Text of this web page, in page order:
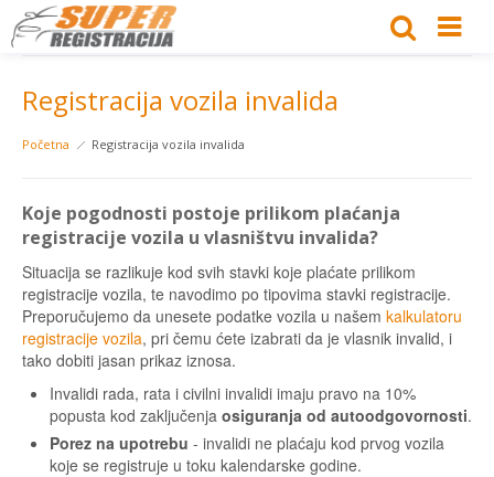
Registracija vozila invalida
Početna Registracija vozila invalida
Koje pogodnosti postoje prilikom plaćanja
registracije vozila u vlasništvu invalida?
Situacija se razlikuje kod svih stavki koje plaćate prilikom
registracije vozila, te navodimo po tipovima stavki registracije.
Preporučujemo da unesete podatke vozila u našem kalkulatoru
registracije vozila, pri čemu ćete izabrati da je vlasnik invalid, i
tako dobiti jasan prikaz iznosa.
Invalidi rada, rata i civilni invalidi imaju pravo na 10%
popusta kod zaključenja osiguranja od autoodgovornosti.
Porez na upotrebu - invalidi ne plaćaju kod prvog vozila
koje se registruje u toku kalendarske godine.